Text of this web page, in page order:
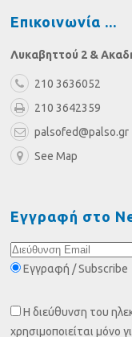
Επικοινωνία
Λυκαβηττού 2 &
210 3636052
210 3642359
palsofed@palso.gr
See Map
Εγγραφή στο
Εγγραφή / Subscribe
Η διεύθυνση του
χρησιμοποιείται μόνο